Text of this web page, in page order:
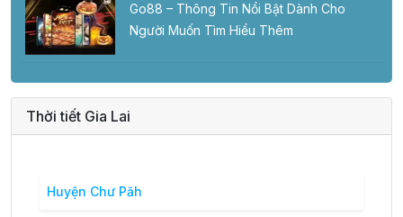
Go88 – Thông Tin Nổi Bật Dành Cho
Người Muốn Tìm Hiểu Thêm
Thời tiết Gia Lai
Huyện Chư Păh